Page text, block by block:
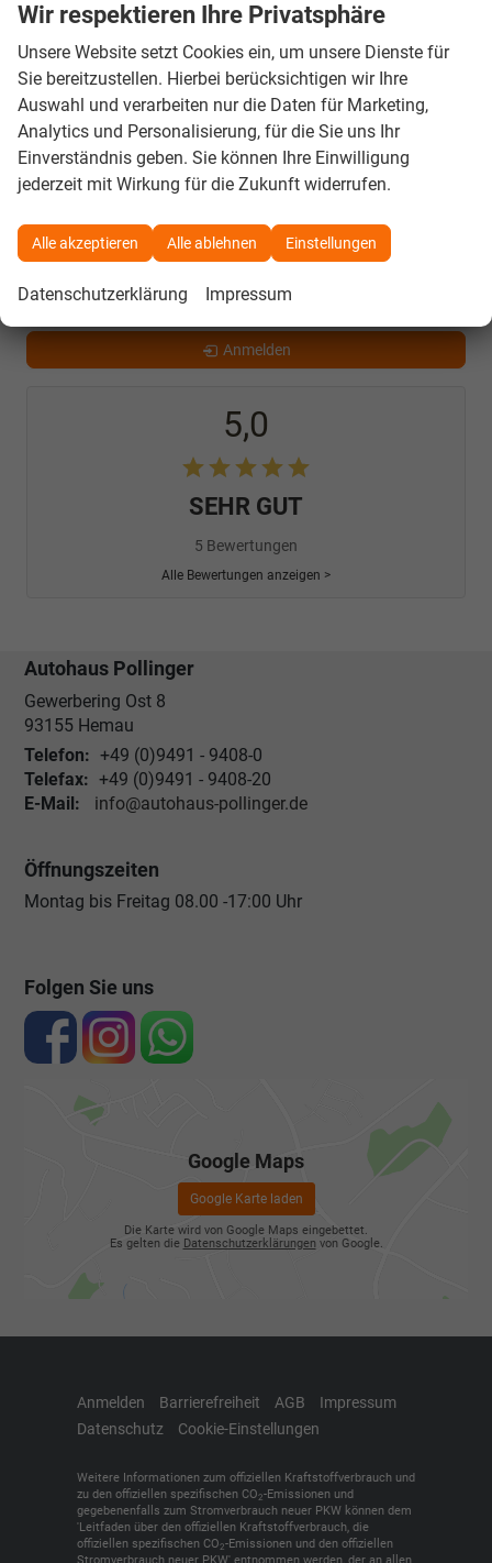
Variante (z.B. LED, GTI, Facelift...)
Ergebnisse anzeigen
zurücksetzen
Anmelden
5,0
SEHR GUT
5 Bewertungen
Alle Bewertungen anzeigen >
Autohaus Pollinger
Gewerbering Ost 8
93155 Hemau
Telefon: +49 (0)9491 - 9408-0
Telefax: +49 (0)9491 - 9408-20
E-Mail:
info@autohaus-pollinger.de
Öffnungszeiten
Montag bis Freitag 08.00 -17:00 Uhr
Folgen Sie uns
Google Maps
Google Karte laden
Die Karte wird von Google Maps eingebettet.
Es gelten die Datenschutzerklärungen von Google.
Anmelden Barrierefreiheit AGB
Impressum
Datenschutz
Cookie-Einstellungen
Weitere Informationen zum offiziellen Kraftstoffverbrauch und
zu den offiziellen spezifischen CO2-Emissionen und
gegebenenfalls zum Stromverbrauch neuer PKW können dem
'Leitfaden über den offiziellen Kraftstoffverbrauch, die
offiziellen spezifischen CO2-Emissionen und den offiziellen
Stromverbrauch neuer PKW' entnommen werden, der an allen
Wir respektieren Ihre Privatsphäre
Unsere Website setzt Cookies ein, um unsere Dienste für
Sie bereitzustellen. Hierbei berücksichtigen wir Ihre
Auswahl und verarbeiten nur die Daten für Marketing,
Analytics und Personalisierung, für die Sie uns Ihr
Einverständnis geben. Sie können Ihre Einwilligung
jederzeit mit Wirkung für die Zukunft widerrufen.
Alle akzeptieren Alle ablehnen Einstellungen
Datenschutzerklärung Impressum